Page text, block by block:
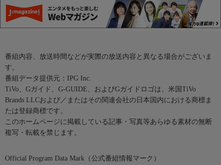
番組内容、放送時間などが実際の放送内容と異なる場合がございま
す。
番組データ提供元：IPG Inc.
TiVo、Gガイド、G-GUIDE、およびGガイドロゴは、米国TiVo
Brands LLCおよび／またはその関連会社の日本国内における商標ま
たは登録商標です。
このホームページに掲載している記事・写真等あらゆる素材の無断
複写・転載を禁じます。
Official Program Data Mark（公式番組情報マーク）